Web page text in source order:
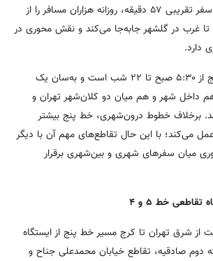
کیلومتر فاصله و زمان سفر تقریبی ۵۷ دقیقه، روزانه هزاران مسافر را از
تا غرب در گلشهر جابه‌جا می‌کند و نقش محوری در
دارد.
ساعات فعالیت خط پنج از ۵:۳۰ صبح تا ۲۲ شب است و به‌سان یک
داخل شهر و هم میان دو کلان‌شهر تهران و
برخلاف خطوط درون‌شهری، خط پنج بیشتر
می‌کند؛ با این حال تقاطع‌های مهم آن با دیگر
میان سفرهای شهری و بین‌شهری برقرار
تقاطعی خط ۵ و ۴
از شرق تهران تا کرج مسیر خط پنج از ایستگاه
دوم صادقیه، تقاطع خیابان محمدعلی جناح و